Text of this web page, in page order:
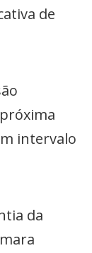
de
intervalo
da